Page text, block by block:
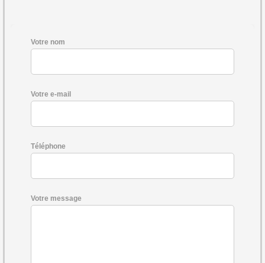
Votre nom
Votre e-mail
Téléphone
Votre message